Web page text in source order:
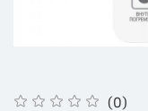
(0)